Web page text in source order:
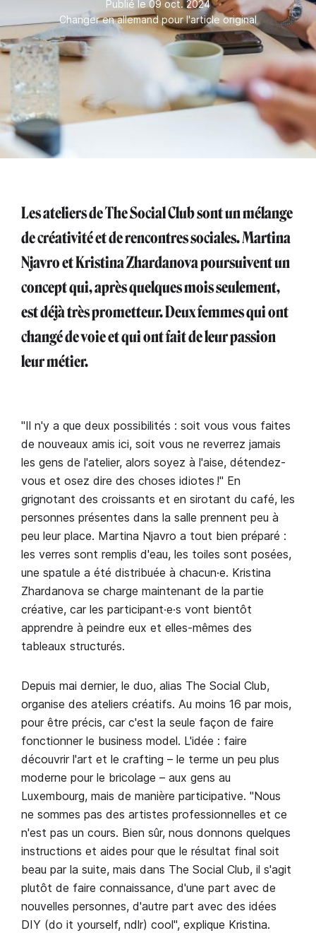
Publié le 09 oct. 2024
Changer en allemand pour l'article original
Les ateliers de The Social Club sont un mélange
de créativité et de rencontres sociales. Martina
Njavro et Kristina Zhardanova poursuivent un
concept qui, après quelques mois seulement,
est déjà très prometteur. Deux femmes qui ont
changé de voie et qui ont fait de leur passion
leur métier.
"Il n'y a que deux possibilités : soit vous vous faites
de nouveaux amis ici, soit vous ne reverrez jamais
les gens de l'atelier, alors soyez à l'aise, détendez-
vous et osez dire des choses idiotes !" En
grignotant des croissants et en sirotant du café, les
personnes présentes dans la salle prennent peu à
peu leur place. Martina Njavro a tout bien préparé :
les verres sont remplis d'eau, les toiles sont posées,
une spatule a été distribuée à chacun·e. Kristina
Zhardanova se charge maintenant de la partie
créative, car les participant·e·s vont bientôt
apprendre à peindre eux et elles-mêmes des
tableaux structurés.
Depuis mai dernier, le duo, alias The Social Club,
organise des ateliers créatifs. Au moins 16 par mois,
pour être précis, car c'est la seule façon de faire
fonctionner le business model. L'idée : faire
découvrir l'art et le crafting – le terme un peu plus
moderne pour le bricolage – aux gens au
Luxembourg, mais de manière participative. "Nous
ne sommes pas des artistes professionnelles et ce
n'est pas un cours. Bien sûr, nous donnons quelques
instructions et aides pour que le résultat final soit
beau par la suite, mais dans The Social Club, il s'agit
plutôt de faire connaissance, d'une part avec de
nouvelles personnes, d'autre part avec des idées
DIY (do it yourself, ndlr) cool", explique Kristina.